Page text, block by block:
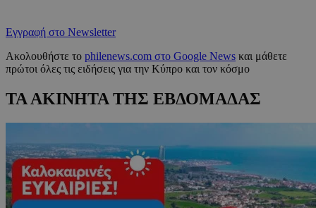
Εγγραφή στο Newsletter
Ακολουθήστε το philenews.com στο Google News και μάθετε
πρώτοι όλες τις ειδήσεις για την Κύπρο και τον κόσμο
ΤΑ ΑΚΙΝΗΤΑ ΤΗΣ ΕΒΔΟΜΑΔΑΣ